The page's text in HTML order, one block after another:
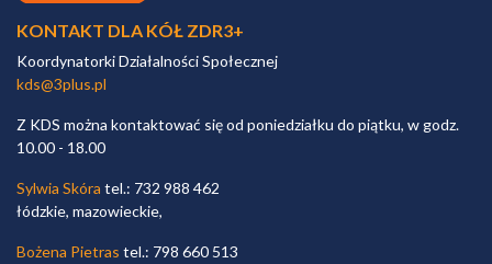
KONTAKT DLA KÓŁ ZDR3+
Koordynatorki Działalności Społecznej
kds@3plus.pl
Z KDS można kontaktować się od poniedziałku do piątku, w godz.
10.00 - 18.00
Sylwia Skóra tel.: 732 988 462
łódzkie, mazowieckie,
Bożena Pietras tel.: 798 660 513